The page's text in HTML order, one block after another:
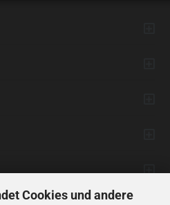
Cookies und andere